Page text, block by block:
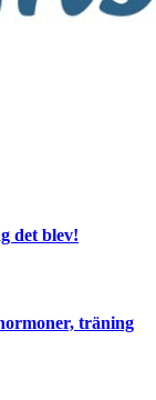
det blev!
träning